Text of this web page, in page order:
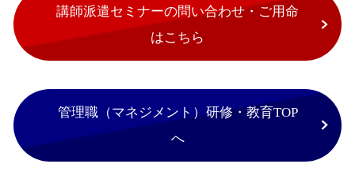
講師派遣セミナーの問い合わせ・ご用命
はこちら
管理職（マネジメント）研修・教育TOP
へ